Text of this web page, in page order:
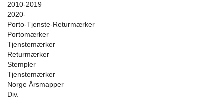
2010-2019
2020-
Porto-Tjenste-Returmærker
Portomærker
Tjenstemærker
Returmærker
Stempler
Tjenstemærker
Norge Årsmapper
Div.